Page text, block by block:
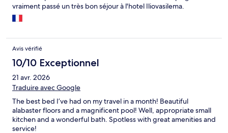
vraiment passé un très bon séjour à l'hotel Iliovasilema.
Avis vérifié
10/10 Exceptionnel
21 avr. 2026
Traduire avec Google
The best bed I’ve had on my travel in a month! Beautiful
alabaster floors and a magnificent pool! Well, appropriate small
kitchen and a wonderful bath. Spotless with great amenities and
service!